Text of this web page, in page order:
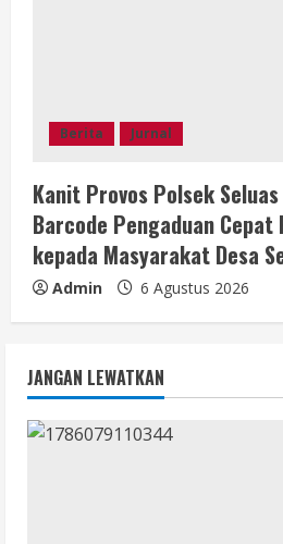
Berita Jurnal
Kanit Provos Polsek
Barcode Pengaduan
kepada Masyarakat Desa
Admin 6 Agustus 2026
JANGAN LEWATKAN